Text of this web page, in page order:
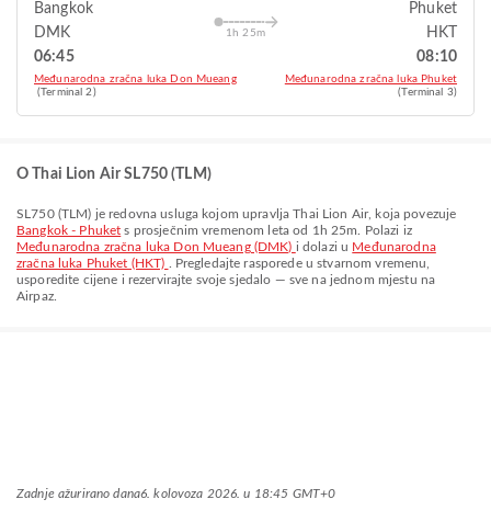
Bangkok
DMK
06:45
Međunarodna zračna luka Don Mueang
(Terminal 2)
1h 25m
Phuket
HKT
08:10
Međunarodna zračna luka Phuket
(Terminal 3)
O Thai Lion Air SL750 (TLM)
SL750(TLM) je redovna usluga kojom upravljaThai Lion Air, koja povezuje
Bangkok - Phuket s prosječnim vremenom leta od 1h 25m
. Polazi iz
Međunarodna zračna luka Don Mueang (DMK) i dolazi u Međunarodna
zračna luka Phuket (HKT)
. Pregledajte rasporede u stvarnom vremenu,
usporedite cijene i rezervirajte svoje sjedalo — sve na jednom mjestu na
Airpaz.
Zadnje ažurirano dana6. kolovoza 2026. u 18:45 GMT+0